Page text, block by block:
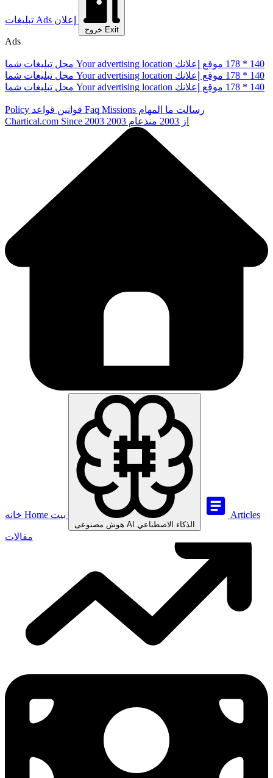
تبلیغات Ads
خروج Exit
Ads
محل تبلیغات شما Your advertising location موقع إعلانك 178 * 140
محل تبلیغات شما Your advertising location موقع إعلانك 178 * 140
محل تبلیغات شما Your advertising location موقع إعلانك 178 * 140
Policy قوانین قواعد Faq Missions رسالت ما المهام
Chartical.com Since 2003 از 2003 منذعام 2003
Home
AI الذكاء الاصطناعي
Articles
مقالات